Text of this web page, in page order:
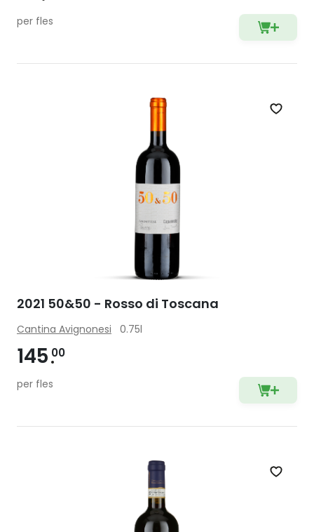
per fles
Zet
2021 50&50 - Rosso di Toscana
Cantina Avignonesi 0.75l
145 00
per fles
Zet